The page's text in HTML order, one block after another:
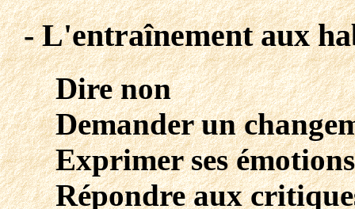
- L'entraînement aux
Dire non
Demander un
Exprimer ses émotions
Répondre aux